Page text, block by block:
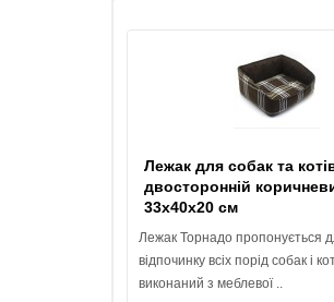
Лежак для собак та
двосторонній
33х40х20 см
Лежак Торнадо пропонується
відпочинку всіх порід собак і
виконаний з меблевої ..